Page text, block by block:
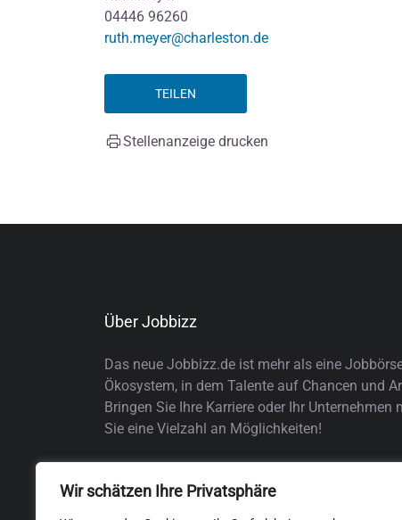
Wir schätzen Ihre Privatsphäre
04446 96260
ruth.meyer@charleston.de
TEILEN
Stellenanzeige drucken
Über Jobbizz
Das neue Jobbizz.de ist mehr als eine
Ökosystem, in dem Talente auf Chancen und
Bringen Sie Ihre Karriere oder Ihr
Sie eine Vielzahl an Möglichkeiten!